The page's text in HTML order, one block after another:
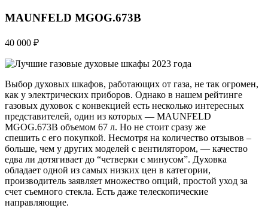
MAUNFELD MGOG.673B
40 000 ₽
Выбор духовых шкафов, работающих от газа, не так огромен,
как у электрических приборов. Однако в нашем рейтинге
газовых духовок с конвекцией есть несколько интересных
представителей, один из которых — MAUNFELD
MGOG.673B объемом 67 л. Но не стоит сразу же
спешить с его покупкой. Несмотря на количество отзывов –
больше, чем у других моделей с вентилятором, — качество
едва ли дотягивает до “четверки с минусом”. Духовка
обладает одной из самых низких цен в категории,
производитель заявляет множество опций, простой уход за
счет съемного стекла. Есть даже телескопические
направляющие.